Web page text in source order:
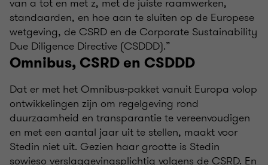
standaarden, en hoe aan te sluiten op de Europese
wetgeving, de CSRD en de Corporate Sustainability
Due Diligence Directive (CSDDD).”
Omnibus, CSRD en CSDDD
Dat er met het Omnibus-pakket vanuit Europa volop
ontwikkelingen zijn om regelgeving rond
duurzaamheid en transparantie te vereenvoudigen
en met een aantal jaar uit te stellen, maakt voor
Stedin niet uit. Gezien haar grootte is Stedin
sowieso verslaggevingsplichtig volgens de CSRD. En